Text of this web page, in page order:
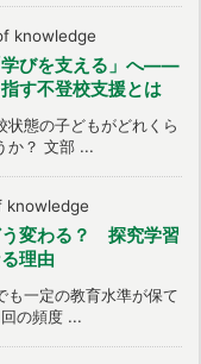
knowledge
学びを支える」へ――
す不登校支援とは
状態の子どもがどれくら
か？ 文部 ...
knowledge
変わる？ 探究学習
理由
も一定の教育水準が保て
の頻度 ...